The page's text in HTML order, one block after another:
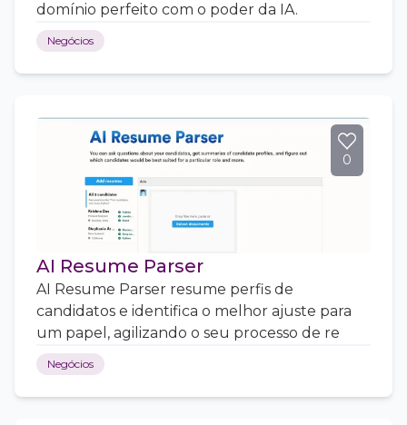
domínio perfeito com o poder da IA.
Negócios
0
AI Resume Parser
AI Resume Parser resume perfis de
candidatos e identifica o melhor ajuste para
um papel, agilizando o seu processo de re
Negócios